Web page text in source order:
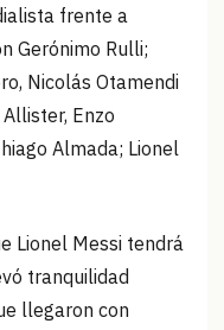
frente a
Gerónimo Rulli;
Nicolás Otamendi
Enzo
Almada; Lionel
Lionel Messi tendrá
tranquilidad
llegaron con